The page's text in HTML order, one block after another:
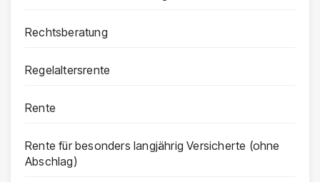
Rechtsberatung
Regelaltersrente
Rente
Rente für besonders langjährig Versicherte (ohne
Abschlag)